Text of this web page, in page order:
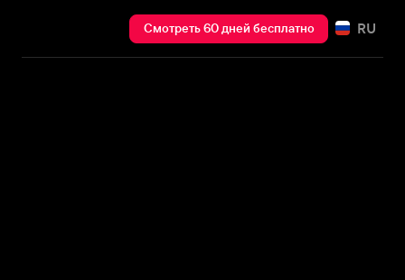
Смотреть 60 дней бесплатно RU